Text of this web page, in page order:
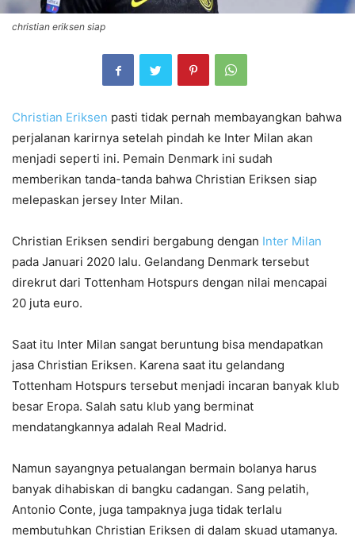
christian eriksen siap
Christian Eriksen pasti tidak pernah membayangkan bahwa
perjalanan karirnya setelah pindah ke Inter Milan akan
menjadi seperti ini. Pemain Denmark ini sudah
memberikan tanda-tanda bahwa Christian Eriksen siap
melepaskan jersey Inter Milan.
Christian Eriksen sendiri bergabung dengan Inter Milan
pada Januari 2020 lalu. Gelandang Denmark tersebut
direkrut dari Tottenham Hotspurs dengan nilai mencapai
20 juta euro.
Saat itu Inter Milan sangat beruntung bisa mendapatkan
jasa Christian Eriksen. Karena saat itu gelandang
Tottenham Hotspurs tersebut menjadi incaran banyak klub
besar Eropa. Salah satu klub yang berminat
mendatangkannya adalah Real Madrid.
Namun sayangnya petualangan bermain bolanya harus
banyak dihabiskan di bangku cadangan. Sang pelatih,
Antonio Conte, juga tampaknya juga tidak terlalu
membutuhkan Christian Eriksen di dalam skuad utamanya.